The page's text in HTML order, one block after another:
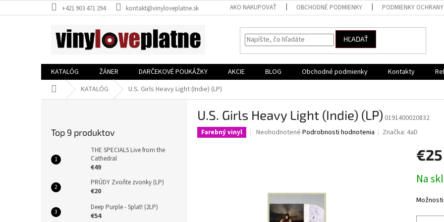
na
+421 903 471 294 kontakt@vinyloveplatne.sk AKO NAKUPOVAŤ OBCHODNÉ PODMIENKY PODMIENKY OCHRANY
HĽADAŤ
KATALÓG ŽÁNER DARČEKOVÉ POUKÁŽKY AKCIE BLOG Obchodné podmienky Kontakty
DomovKATALÓG U.S. Girls Heavy Light (Indie) (LP)
Top 9 produktov
THE SPECIALS Live from the
Cathedral
€49
PRÚDY Zvoňte zvonky (LP)
€20
Deep Purple - Splat! (2LP)
€54
U.S. Girls Heavy Light (Indie) (LP) 0191400020832
Farebný vinyl
Priemerné
hviezdičiek.
Neohodnotené Podrobnosti hodnotenia Značka: 4aD
€25
cena:
Na